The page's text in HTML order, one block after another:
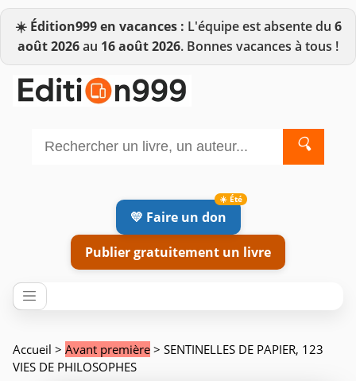
☀️ Édition999 en vacances : L'équipe est absente du 6
août 2026au 16 août 2026. Bonnes vacances à tous !
🔍
💛 Faire un don
Publier gratuitement un livre
Accueil > Avant première > SENTINELLES DE PAPIER, 123
VIES DE PHILOSOPHES